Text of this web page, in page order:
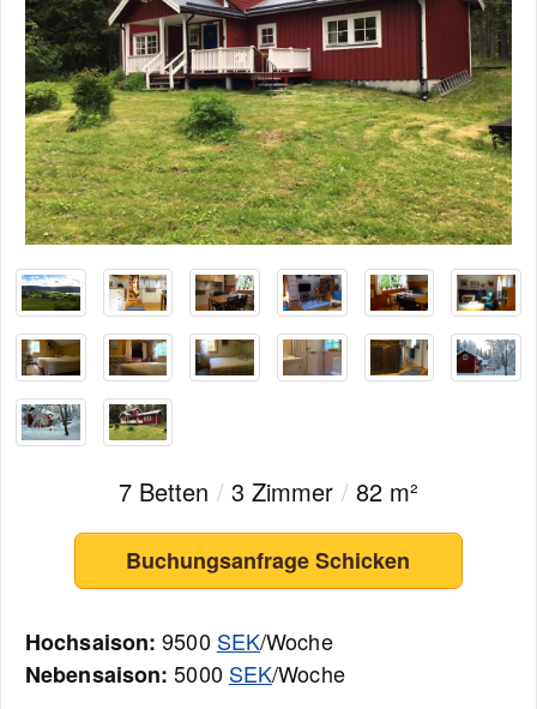
7 Betten /3 Zimmer /82 m²
Buchungsanfrage Schicken
Hochsaison: 9500 SEK/Woche
Nebensaison: 5000 SEK/Woche